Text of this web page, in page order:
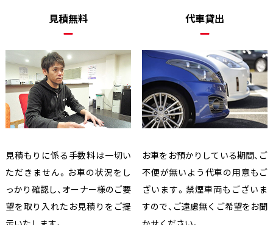
見積無料
見積もりに係る手数料は一切い
ただきません。お車の状況をし
っかり確認し、オーナー様のご要
望を取り入れたお見積りをご提
代車貸出
お車をお預かりしている期間、ご
不便が無いよう代車の用意もご
ざいます。禁煙車両もございま
すので、ご遠慮無くご希望をお聞